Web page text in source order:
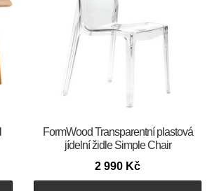
FormWood Transparentní plastová
jídelní židle Simple Chair
2 990 Kč